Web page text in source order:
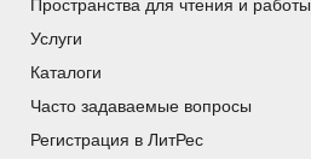
Пространства для чтения и работы
Услуги
Каталоги
Часто задаваемые вопросы
Регистрация в ЛитРес